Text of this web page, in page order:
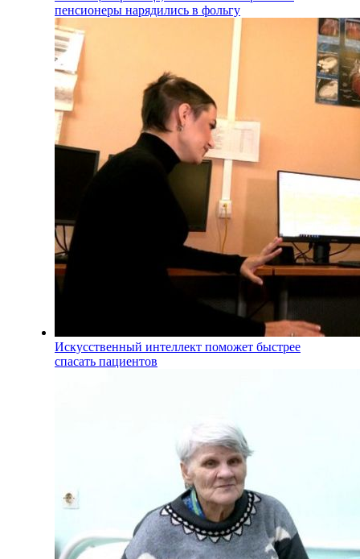
пенсионеры нарядились в фольгу
Искусственный интеллект поможет быстрее
спасать пациентов